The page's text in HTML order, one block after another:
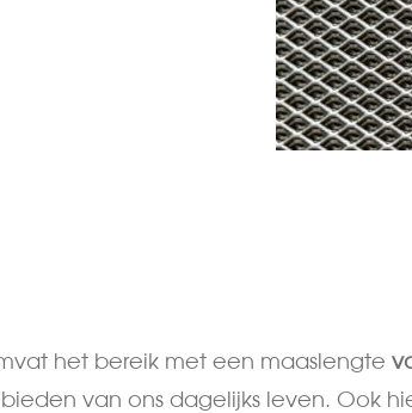
het bereik met een maaslengte
van ons dagelijks leven. Ook